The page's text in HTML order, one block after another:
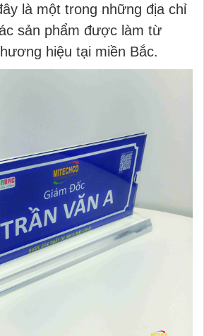
là một trong những địa chỉ
sản phẩm được làm từ
hiệu tại miền Bắc.